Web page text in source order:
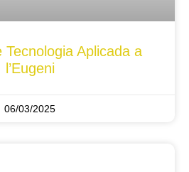
Tecnologia Aplicada a
l’Eugeni
06/03/2025